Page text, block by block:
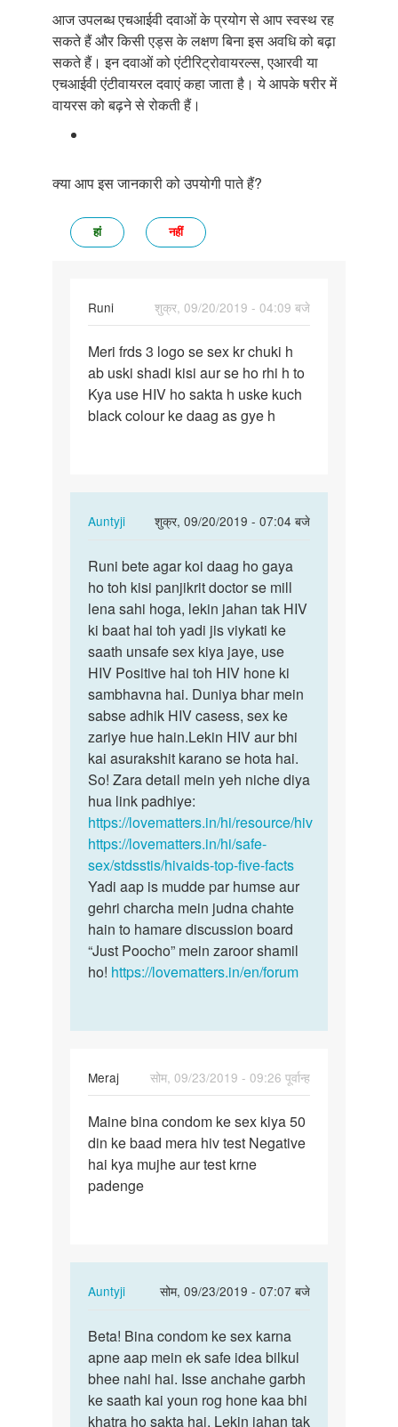
आज उपलब्ध एचआईवी दवाओं के प्रयोग से आप स्वस्थ रह
सकते हैं और किसी एड्स के लक्षण बिना इस अवधि को बढ़ा
सकते हैं। इन दवाओं को एंटीरिट्रोवायरल्स, एआरवी या
एचआईवी एंटीवायरल दवाएं कहा जाता है। ये आपके षरीर में
वायरस को बढ़ने से रोकती हैं।
क्या आप इस जानकारी को उपयोगी पाते हैं?
हां नहीं
Runi
शुक्र, 09/20/2019 - 04:09 बजे
Meri
frds
3
logo
Meri frds 3 logo se sex kr chuki h
ab uski shadi kisi aur se ho rhi h to
Kya use HIV ho sakta h uske kuch
black colour ke daag as gye h
Auntyji
शुक्र, 09/20/2019 - 07:04 बजे
In
to
Meri
frds
3
logo
se
sex
kr…
by
Runi
Runi
bete
agar
koi
daag
ho…
Runi bete agar koi daag ho gaya
ho toh kisi panjikrit doctor se mill
lena sahi hoga, lekin jahan tak HIV
ki baat hai toh yadi jis viykati ke
saath unsafe sex kiya jaye, use
HIV Positive hai toh HIV hone ki
sambhavna hai. Duniya bhar mein
sabse adhik HIV casess, sex ke
zariye hue hain.Lekin HIV aur bhi
kai asurakshit karano se hota hai.
So! Zara detail mein yeh niche diya
hua link padhiye:
https://lovematters.in/hi/resource/hiv
https://lovematters.in/hi/safe-
sex/stdsstis/hivaids-top-five-facts
Yadi aap is mudde par humse aur
gehri charcha mein judna chahte
hain to hamare discussion board
“Just Poocho” mein zaroor shamil
ho! https://lovematters.in/en/forum
Meraj
सोम, 09/23/2019 - 09:26 पूर्वान्ह
Maine
bina
condom
ke
Maine bina condom ke sex kiya 50
din ke baad mera hiv test Negative
hai kya mujhe aur test krne
padenge
Auntyji
सोम, 09/23/2019 - 07:07 बजे
In
to
Maine
bina
condom
ke
Beta!
Bina
condom
ke
sex…
Beta! Bina condom ke sex karna
apne aap mein ek safe idea bilkul
bhee nahi hai. Isse anchahe garbh
ke saath kai youn rog hone kaa bhi
khatra ho sakta hai. Lekin jahan tak